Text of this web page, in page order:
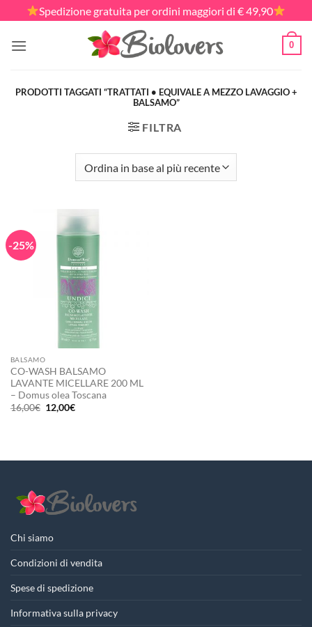
ai
contenuti
Spedizione gratuita per ordini maggiori di € 49,90
0
PRODOTTI TAGGATI “TRATTATI • EQUIVALE A MEZZO LAVAGGIO +
BALSAMO”
FILTRA
-25%
BALSAMO
CO-WASH BALSAMO
LAVANTE MICELLARE 200 ML
– Domus olea Toscana
16,00€ Il
prezzo
12,00€Il
Chi siamo
Condizioni di vendita
Spese di spedizione
Informativa sulla privacy